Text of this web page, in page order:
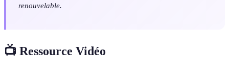
renouvelable.
📺 Ressource Vidéo